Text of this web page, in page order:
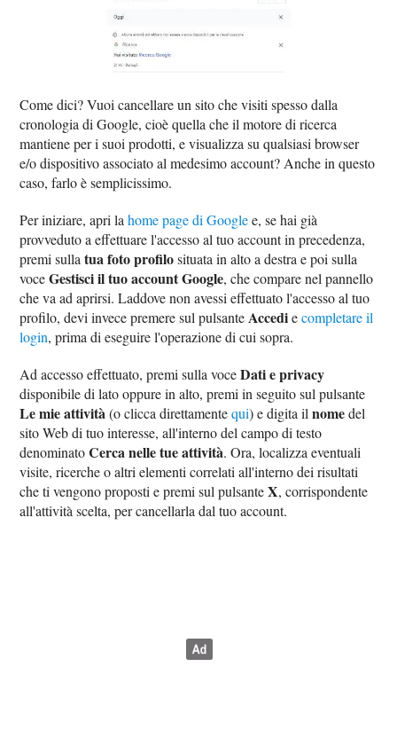
Come dici? Vuoi cancellare un sito che visiti spesso dalla
cronologia di Google, cioè quella che il motore di ricerca
mantiene per i suoi prodotti, e visualizza su qualsiasi browser
e/o dispositivo associato al medesimo account? Anche in questo
caso, farlo è semplicissimo.
Per iniziare, apri lahome page di Googlee, se hai già
provveduto a effettuare l'accesso al tuo account in precedenza,
premi sullatua foto profilosituata in alto a destra e poi sulla
voceGestisci il tuo account Google, che compare nel pannello
che va ad aprirsi. Laddove non avessi effettuato l'accesso al tuo
profilo, devi invece premere sul pulsante Accediecompletare il
login, prima di eseguire l'operazione di cui sopra.
Ad accesso effettuato, premi sulla voceDati e privacy
disponibile di lato oppure in alto, premi in seguito sul pulsante
Le mie attività(o clicca direttamentequi) e digita ilnomedel
sito Web di tuo interesse, all'interno del campo di testo
denominatoCerca nelle tue attività. Ora, localizza eventuali
visite, ricerche o altri elementi correlati all'interno dei risultati
che ti vengono proposti e premi sul pulsanteX, corrispondente
all'attività scelta, per cancellarla dal tuo account.